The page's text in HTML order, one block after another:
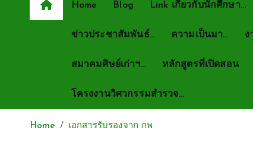
Home Blog Link เกี่ยวกับนักศึกษา…
ข่าวประชาสัมพันธ์… ความเป็นมา… ง
สมาคมศิษย์เก่าฯ… หลักสูตรที่เปิดสอน
โครงงานวิศวกรรมสำรวจ…
Home เอกสารรับรองจาก กพ